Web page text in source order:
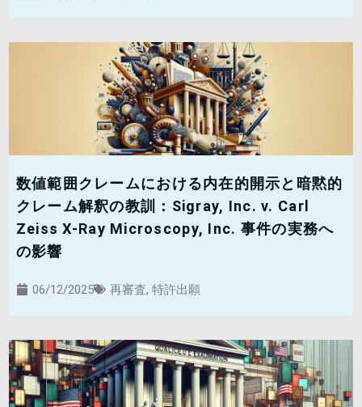
数値範囲クレームにおける内在的開示と暗黙的
クレーム解釈の教訓：Sigray, Inc. v. Carl
Zeiss X-Ray Microscopy, Inc. 事件の実務へ
の影響
06/12/2025 再審査, 特許出願